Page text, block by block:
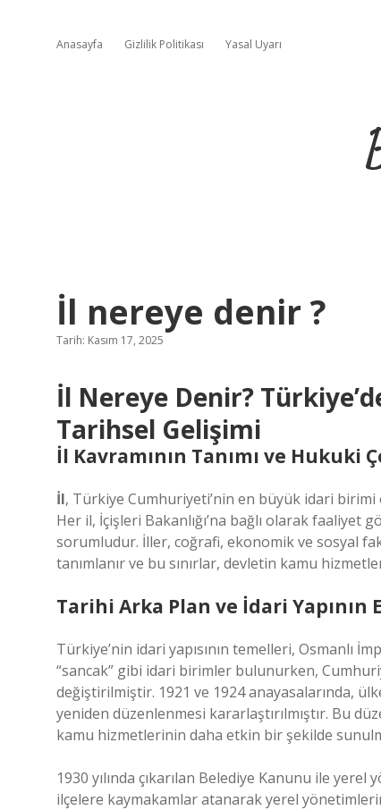
Anasayfa Gizlilik Politikası Yasal Uyarı
İl nereye denir ?
Tarih: Kasım 17, 2025
İl Nereye Denir?
Tarihsel Gelişimi
İl Kavramının Tanımı ve Hukuki
İl, Türkiye Cumhuriyeti’nin en büyük idari birimi
Her il, İçişleri Bakanlığı’na bağlı olarak
sorumludur. İller, coğrafi, ekonomik ve sosyal
tanımlanır ve bu sınırlar, devletin kamu
Tarihi Arka Plan ve İdari Yapının
Türkiye’nin idari yapısının temelleri, Osmanlı
“sancak” gibi idari birimler bulunurken,
değiştirilmiştir. 1921 ve 1924 anayasalarında,
yeniden düzenlenmesi kararlaştırılmıştır. Bu
kamu hizmetlerinin daha etkin bir şekilde
1930 yılında çıkarılan Belediye Kanunu ile
ilçelere kaymakamlar atanarak yerel